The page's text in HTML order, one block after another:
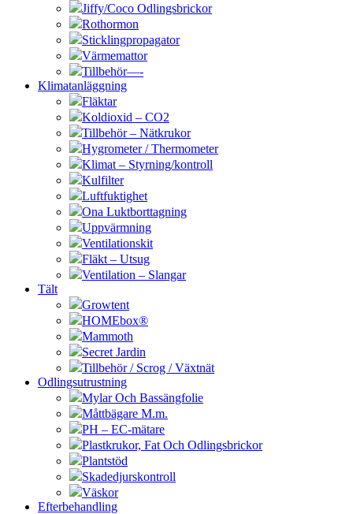
Jiffy/Coco Odlingsbrickor
Rothormon
Sticklingpropagator
Värmemattor
Tillbehör—-
Klimatanläggning
Fläktar
Koldioxid – CO2
Tillbehör – Nätkrukor
Hygrometer / Thermometer
Klimat – Styrning/kontroll
Kulfilter
Luftfuktighet
Ona Luktborttagning
Uppvärmning
Ventilationskit
Fläkt – Utsug
Ventilation – Slangar
Tält
Growtent
HOMEbox®
Mammoth
Secret Jardin
Tillbehör / Scrog / Växtnät
Odlingsutrustning
Mylar Och Bassängfolie
Måttbägare M.m.
PH – EC-mätare
Plastkrukor, Fat Och Odlingsbrickor
Plantstöd
Skadedjurskontroll
Väskor
Efterbehandling